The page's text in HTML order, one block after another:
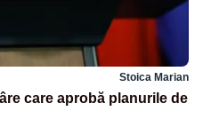
Stoica Marian
care aprobă planurile de